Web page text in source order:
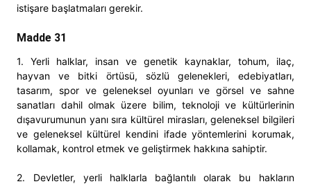
istişare başlatmaları gerekir.
Madde 31
1. Yerli halklar, insan ve genetik kaynaklar, tohum, ilaç,
hayvan ve bitki örtüsü, sözlü gelenekleri, edebiyatları,
tasarım, spor ve geleneksel oyunları ve görsel ve sahne
sanatları dahil olmak üzere bilim, teknoloji ve kültürlerinin
dışavurumunun yanı sıra kültürel mirasları, geleneksel bilgileri
ve geleneksel kültürel kendini ifade yöntemlerini korumak,
kollamak, kontrol etmek ve geliştirmek hakkına sahiptir.
2. Devletler, yerli halklarla bağlantılı olarak bu hakların